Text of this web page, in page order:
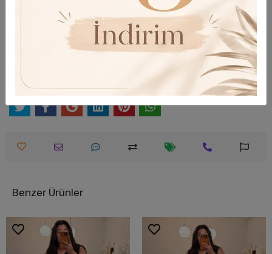
Garanti Ve Teslimat
Güvenli Alışveriş
Benzer Ürünler